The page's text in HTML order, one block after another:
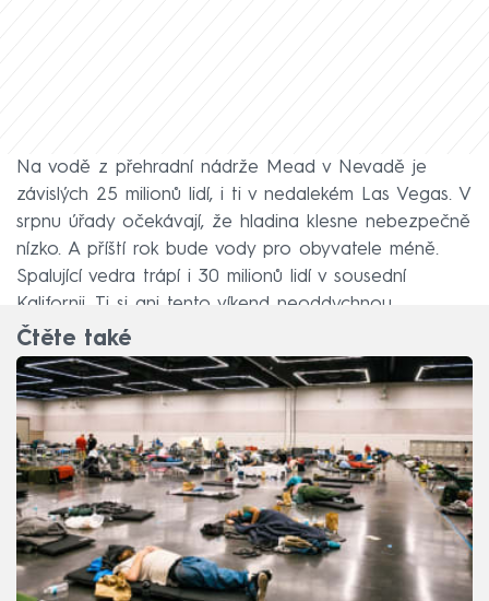
Na vodě z přehradní nádrže Mead v Nevadě je
závislých 25 milionů lidí, i ti v nedalekém Las Vegas. V
srpnu úřady očekávají, že hladina klesne nebezpečně
nízko. A příští rok bude vody pro obyvatele méně.
Spalující vedra trápí i 30 milionů lidí v sousední
Kalifornii. Ti si ani tento víkend neoddychnou.
Čtěte také